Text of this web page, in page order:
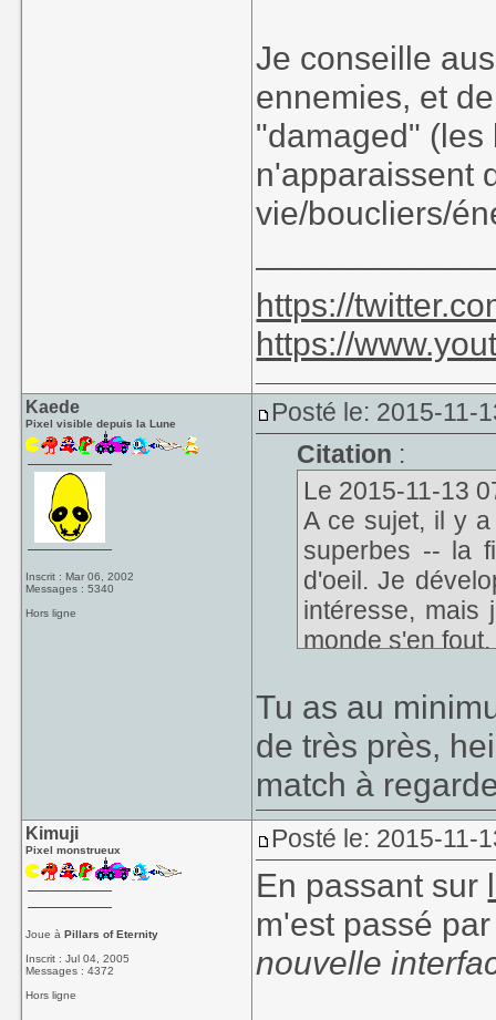
Je conseille
ennemies, et
"damaged"
n'apparaissent
vie/boucliers/
https://
https://
Kaede
Pixel visible depuis la Lune
Inscrit : Mar 06, 2002
Messages : 5340
Hors ligne
Posté le: 2015-11-
Citation :
Le 2015-11-13
A ce sujet, il y
superbes -- la
d'oeil. Je
intéresse, mais
monde s'en fout.
Tu as au
de très près,
match à
Kimuji
Pixel monstrueux
Joue àPillars of Eternity
Inscrit : Jul 04, 2005
Messages : 4372
Hors ligne
Posté le: 2015-11-
En passant sur
m'est passé
nouvelle